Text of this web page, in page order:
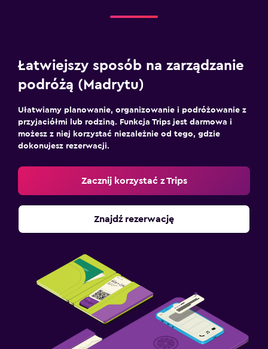
Łatwiejszy sposób na zarządzanie
podróżą (Madrytu)
Ułatwiamy planowanie, organizowanie i podróżowanie z
przyjaciółmi lub rodziną. Funkcja Trips jest darmowa i
możesz z niej korzystać niezależnie od tego, gdzie
dokonujesz rezerwacji.
Zacznij korzystać z Trips
Znajdź rezerwację